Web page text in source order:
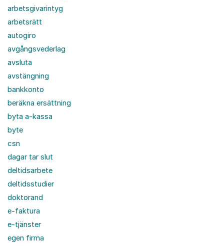
arbetsgivarintyg
arbetsrätt
autogiro
avgångsvederlag
avsluta
avstängning
bankkonto
beräkna ersättning
byta a-kassa
byte
csn
dagar tar slut
deltidsarbete
deltidsstudier
doktorand
e-faktura
e-tjänster
egen firma